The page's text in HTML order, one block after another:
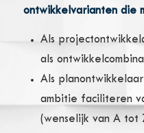
ontwikkelvarianten die
Als
als
Als
ambitie faciliteren
(wenselijk van A tot